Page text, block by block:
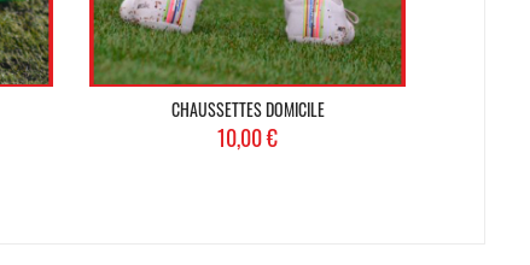
CHAUSSETTES DOMICILE
Prix
10,00 €